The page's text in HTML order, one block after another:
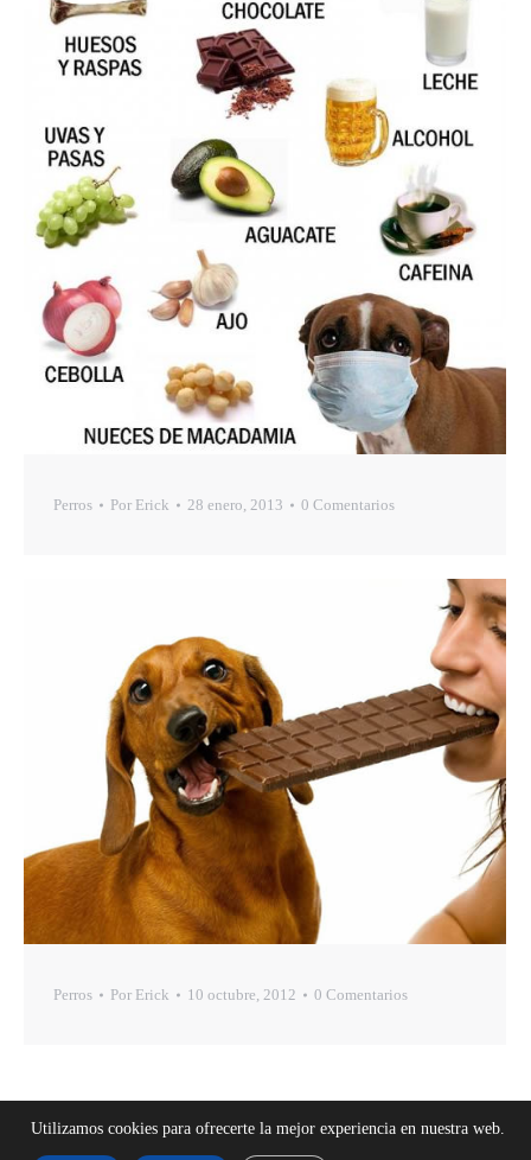
Perros Por Erick 28 enero, 2013 0 Comentarios
Perros Por Erick 10 octubre, 2012 0 Comentarios
Utilizamos cookies para ofrecerte la mejor experiencia en nuestra web.